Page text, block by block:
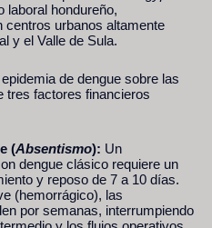
laboral hondureño,
centros urbanos altamente
y el Valle de Sula.
de dengue sobre las
tres factores financieros
(Absentismo): Un
dengue clásico requiere un
y reposo de 7 a 10 días.
(hemorrágico), las
por semanas, interrumpiendo